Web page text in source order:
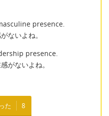
presence.
ないよね。
presence.
がないよね。
た 8